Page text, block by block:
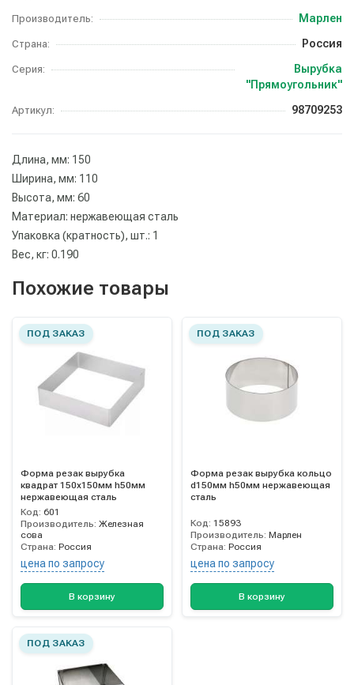
Производитель: Марлен
Страна: Россия
Серия:
Вырубка
"Прямоугольник"
Артикул: 98709253
Длина, мм: 150
Ширина, мм: 110
Высота, мм: 60
Материал: нержавеющая сталь
Упаковка (кратность), шт.: 1
Вес, кг: 0.190
Похожие товары
ПОД ЗАКАЗ
Форма резак вырубка
квадрат 150х150мм h50мм
нержавеющая сталь
Код: 601
Производитель: Железная
сова
Страна: Россия
цена по запросу
В корзину
ПОД ЗАКАЗ
Форма резак вырубка кольцо
d150мм h50мм нержавеющая
сталь
Код: 15893
Производитель: Марлен
Страна: Россия
цена по запросу
В корзину
ПОД ЗАКАЗ